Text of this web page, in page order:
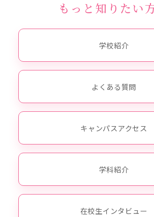
もっと知りたい
学校紹介
よくある質問
キャンパスアクセス
学科紹介
在校生インタビュー